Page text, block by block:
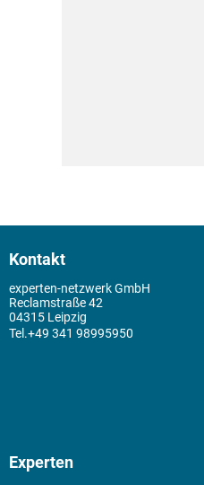
Kontakt
experten-netzwerk GmbH
Reclamstraße 42
04315 Leipzig
+49 341 98995950
Experten